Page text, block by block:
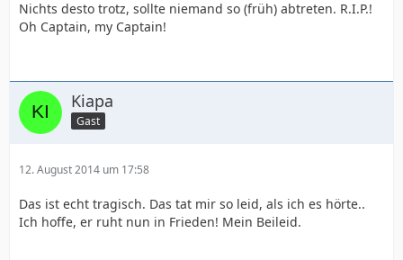
Nichts desto trotz, sollte niemand so (früh) abtreten. R.I.P.!
Oh Captain, my Captain!
Kiapa
Gast
12. August 2014 um 17:58
Das ist echt tragisch. Das tat mir so leid, als ich es hörte..
Ich hoffe, er ruht nun in Frieden! Mein Beileid.